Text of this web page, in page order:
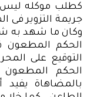
كطلب موكله ليس
جريمة التزوير فى
وكان ما شهد به
الحكم المطعون
التوقيع على
الحكم
بالمضاهاة يفيد